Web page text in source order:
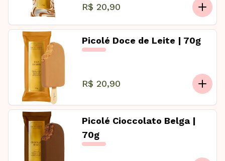
R$ 20,90
Picolé Doce de Leite | 70g
R$ 20,90
Picolé Cioccolato Belga |
70g